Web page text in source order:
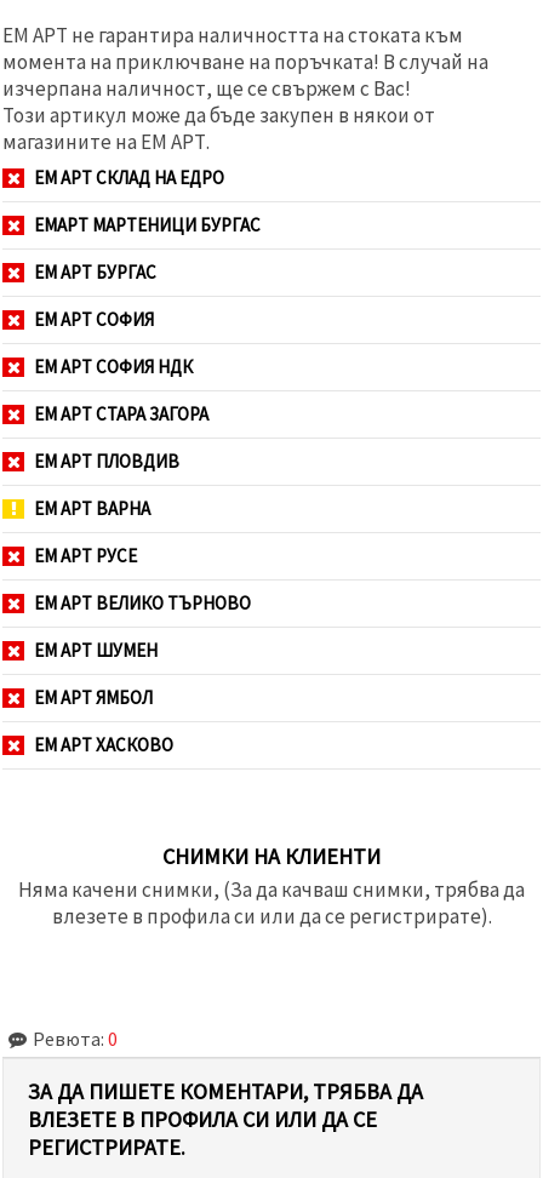
ЕМ АРТ не гарантира наличността на стоката към
момента на приключване на поръчката! В случай на
изчерпана наличност, ще се свържем с Вас!
Този артикул може да бъде закупен в някои от
магазините на ЕМ АРТ.
ЕМ АРТ СКЛАД НА ЕДРО
ЕМАРТ МАРТЕНИЦИ БУРГАС
ЕМ АРТ БУРГАС
ЕМ АРТ СОФИЯ
ЕМ АРТ СОФИЯ НДК
ЕМ АРТ СТАРА ЗАГОРА
ЕМ АРТ ПЛОВДИВ
ЕМ АРТ ВАРНА
ЕМ АРТ РУСЕ
ЕМ АРТ ВЕЛИКО ТЪРНОВО
ЕМ АРТ ШУМЕН
ЕМ АРТ ЯМБОЛ
ЕМ АРТ ХАСКОВО
СНИМКИ НА КЛИЕНТИ
Няма качени снимки, (За да качваш снимки, трябва да
влезете в профила си или да се регистрирате).
Ревюта: 0
ЗА ДА ПИШЕТЕ КОМЕНТАРИ, ТРЯБВА ДА
ВЛЕЗЕТЕ В ПРОФИЛА СИ ИЛИ ДА СЕ
РЕГИСТРИРАТЕ.